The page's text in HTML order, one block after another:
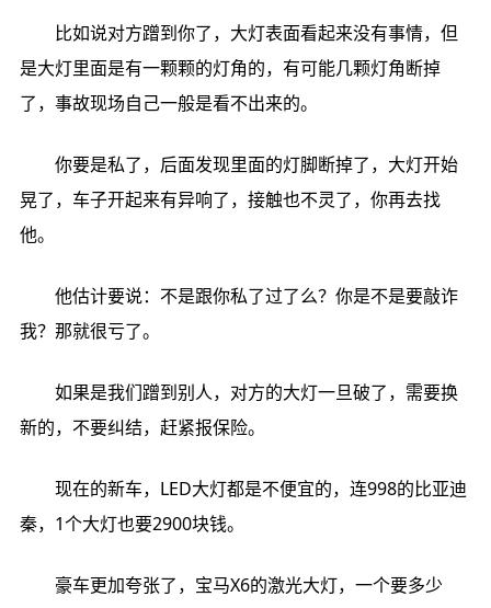
比如说对方蹭到你了，大灯表面看起来没有事情，但
是大灯里面是有一颗颗的灯角的，有可能几颗灯角断掉
了，事故现场自己一般是看不出来的。
你要是私了，后面发现里面的灯脚断掉了，大灯开始
晃了，车子开起来有异响了，接触也不灵了，你再去找
他。
他估计要说：不是跟你私了过了么？你是不是要敲诈
我？那就很亏了。
如果是我们蹭到别人，对方的大灯一旦破了，需要换
新的，不要纠结，赶紧报保险。
现在的新车，LED大灯都是不便宜的，连998的比亚迪
秦，1个大灯也要2900块钱。
豪车更加夸张了，宝马X6的激光大灯，一个要多少